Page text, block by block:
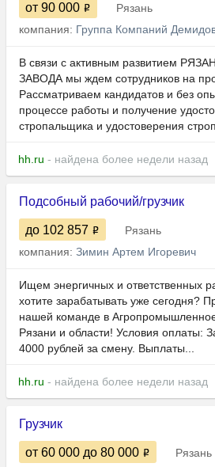
от 90 000
Рязань
компания: Группа Компаний
В связи с активным развитием
ЗАВОДА мы ждем сотрудников на
Рассматриваем кандидатов и без
процессе работы и получение
стропальщика и удостоверения
hh.ru - найдена более недели назад
Подсобный рабочий/грузчик
до 102 857
Рязань
компания: Зимин Артем Игоревич
Ищем энергичных и ответственных
хотите зарабатывать уже сегодня?
нашей команде в
Рязани и области! Условия оплаты:
4000 рублей за смену. Выплаты...
hh.ru - найдена более недели назад
Грузчик
от 60 000 до 80 000
Рязань